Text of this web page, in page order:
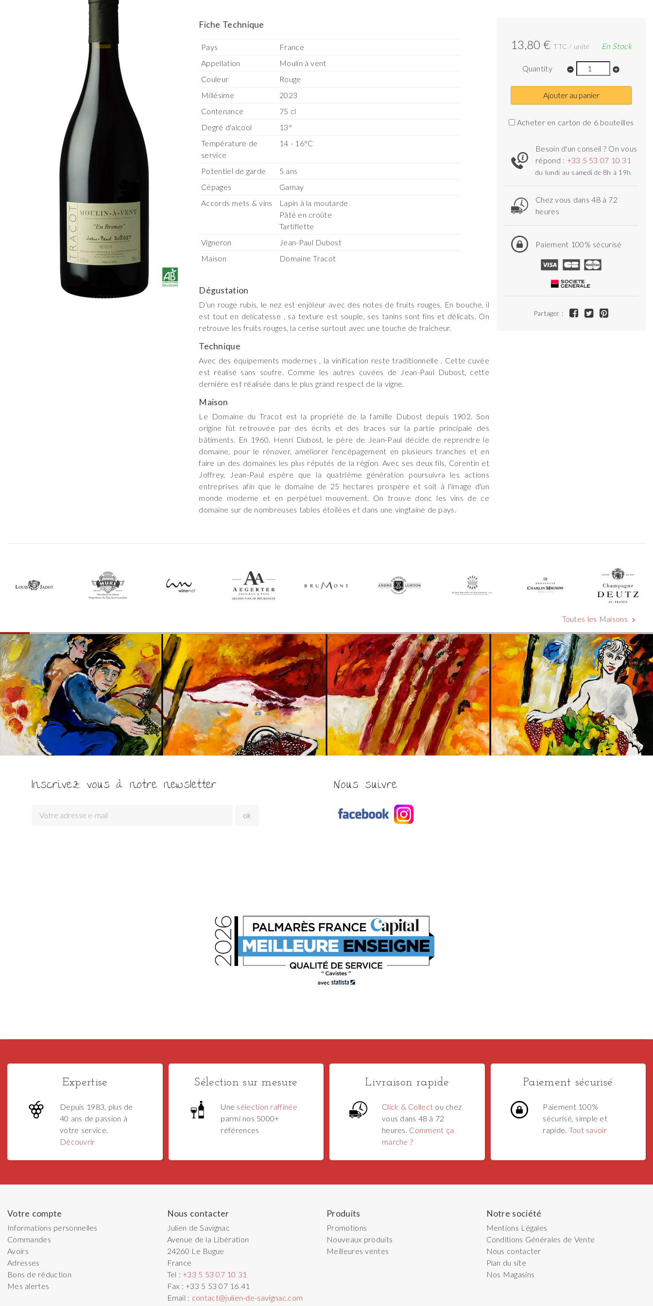
13,80 € TTC / unité En Stock
Quantity remove_circle add_circle
Ajouter au panier
Acheter en carton de 6 bouteilles
Besoin d'un conseil ? On vous
répond : +33 5 53 07 10 31
du lundi au samedi de 8h à 19h
Chez vous dans 48 à 72
heures
Paiement 100% sécurisé
Partager :
Fiche Technique
Pays
France
Appellation
Moulin à vent
Couleur
Rouge
Millésime
2023
Contenance
75 cl
Degré d'alcool
13°
Température de
service
14 - 16°C
Potentiel de garde
5 ans
Cépages
Gamay
Accords mets & vins
Lapin à la moutarde
Pâté en croûte
Tartiflette
Vigneron
Jean-Paul Dubost
Maison
Domaine Tracot
Dégustation
D'un rouge rubis, le nez est enjôleur avec des notes de fruits rouges. En bouche, il
est tout en delicatesse , sa texture est souple, ses tanins sont fins et délicats. On
retrouve les fruits rouges, la cerise surtout avec une touche de fraîcheur.
Technique
Avec des équipements modernes , la vinification reste traditionnelle . Cette cuvée
est réalisé sans soufre. Comme les autres cuvées de Jean-Paul Dubost, cette
dernière est réalisée dans le plus grand respect de la vigne.
Maison
Le Domaine du Tracot est la propriété de la famille Dubost depuis 1902. Son
origine fût retrouvée par des écrits et des traces sur la partie principale des
bâtiments. En 1960, Henri Dubost, le père de Jean-Paul décide de reprendre le
domaine, pour le rénover, améliorer l'encépagement en plusieurs tranches et en
faire un des domaines les plus réputés de la région. Avec ses deux fils, Corentin et
Joffrey, Jean-Paul espère que la quatrième génération poursuivra les actions
entreprises afin que le domaine de 25 hectares prospère et soit à l'image d'un
monde moderne et en perpétuel mouvement. On trouve donc les vins de ce
domaine sur de nombreuses tables étoilées et dans une vingtaine de pays.
Toutes les Maisons chevron_right
Inscrivez vous à notre newsletter Nous suivre
Expertise
Depuis 1983, plus de
40 ans de passion à
votre service.
Découvrir
Sélection sur mesure
Une sélection raffinée
parmi nos 5000+
références
Livraison rapide
Click & Collect ou chez
vous dans 48 à 72
heures. Comment ça
marche ?
Paiement sécurisé
Paiement 100%
sécurisé, simple et
rapide. Tout savoir
Votre compte
Informations personnelles
Commandes
Avoirs
Adresses
Bons de réduction
Mes alertes
Nous contacter
Julien de Savignac
Avenue de la Libération
24260 Le Bugue
France
Tel :+33 5 53 07 10 31
Fax :+33 5 53 07 16 41
Email : contact@julien-de-savignac.com
Produits
Promotions
Nouveaux produits
Meilleures ventes
Notre société
Mentions Légales
Conditions Générales de Vente
Nous contacter
Plan du site
Nos Magasins